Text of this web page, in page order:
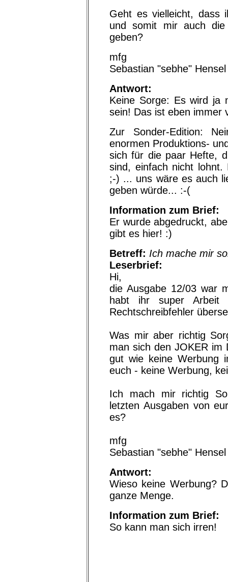
Geht es vielleicht, dass
und somit mir auch
geben?
mfg
Sebastian "sebhe" Hensel
Antwort:
Keine Sorge: Es wird ja
sein! Das ist eben immer
Zur Sonder-Edition:
enormen Produktions-
sich für die paar Hefte,
sind, einfach nicht
;-) ... uns wäre es auch
geben würde... :-(
Information zum Brief:
Er wurde abgedruckt,
gibt es hier! :)
Betreff: Ich mache mir
Leserbrief:
Hi,
die Ausgabe 12/03 war
habt ihr super Arbeit
Rechtschreibfehler
Was mir aber richtig
man sich den JOKER im
gut wie keine Werbung
euch - keine Werbung,
Ich mach mir richtig
letzten Ausgaben von
es?
mfg
Sebastian "sebhe" Hensel
Antwort:
Wieso keine Werbung?
ganze Menge.
Information zum Brief:
So kann man sich irren!